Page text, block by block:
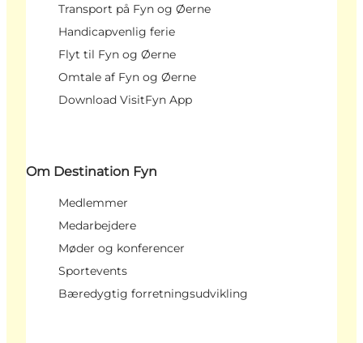
Transport på Fyn og Øerne
Handicapvenlig ferie
Flyt til Fyn og Øerne
Omtale af Fyn og Øerne
Download VisitFyn App
Om Destination Fyn
Medlemmer
Medarbejdere
Møder og konferencer
Sportevents
Bæredygtig forretningsudvikling